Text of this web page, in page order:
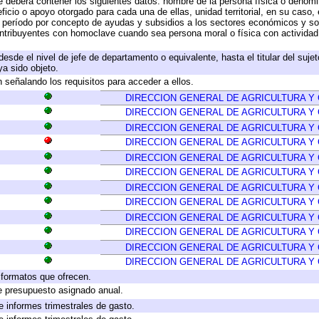
o apoyo otorgado para cada una de ellas, unidad territorial, en su
por concepto de ayudas y subsidios a los sectores económicos y
con homoclave cuando sea persona moral o física con
el nivel de jefe de departamento o equivalente, hasta el titular del
sido objeto.
los requisitos para acceder a ellos.
DIRECCION GENERAL DE AGRICULTURA Y
DIRECCION GENERAL DE AGRICULTURA Y
DIRECCION GENERAL DE AGRICULTURA Y
DIRECCION GENERAL DE AGRICULTURA Y
DIRECCION GENERAL DE AGRICULTURA Y
DIRECCION GENERAL DE AGRICULTURA Y
DIRECCION GENERAL DE AGRICULTURA Y
DIRECCION GENERAL DE AGRICULTURA Y
DIRECCION GENERAL DE AGRICULTURA Y
DIRECCION GENERAL DE AGRICULTURA Y
DIRECCION GENERAL DE AGRICULTURA Y
DIRECCION GENERAL DE AGRICULTURA Y
que ofrecen.
asignado anual.
informes trimestrales de gasto.